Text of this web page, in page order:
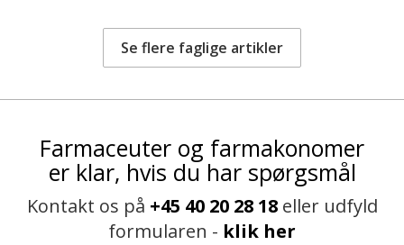
Se flere faglige artikler
Farmaceuter og farmakonomer
er klar, hvis du har spørgsmål
Kontakt os på +45 40 20 28 18eller udfyld
formularen - klik her